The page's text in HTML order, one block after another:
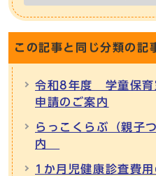
この記事と同じ分類の記
令和8年度 学童保育
申請のご案内
らっこくらぶ（親子
内
1か月児健康診査費